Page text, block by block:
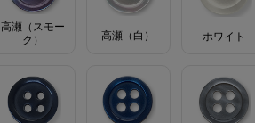
高瀬（スモー
ク）
高瀬（白） ホワイト